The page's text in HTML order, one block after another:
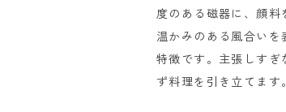
度のある磁器に、顔料
温かみのある風合い
特徴です。主張しすぎ
ず料理を引き立てます。